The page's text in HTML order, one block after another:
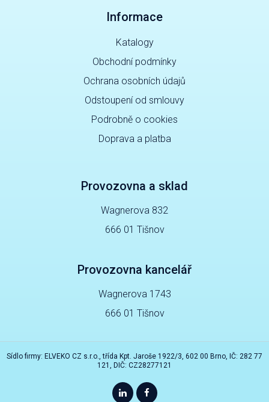
Informace
Katalogy
Obchodní podmínky
Ochrana osobních údajů
Odstoupení od smlouvy
Podrobně o cookies
Doprava a platba
Provozovna a sklad
Wagnerova 832
666 01 Tišnov
Provozovna kancelář
Wagnerova 1743
666 01 Tišnov
Sídlo firmy: ELVEKO CZ s.r.o., třída Kpt. Jaroše 1922/3, 602 00 Brno, IČ: 282 77
121, DIČ: CZ28277121